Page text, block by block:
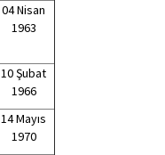
04 Nisan
1963
10 Şubat
1966
14 Mayıs
1970